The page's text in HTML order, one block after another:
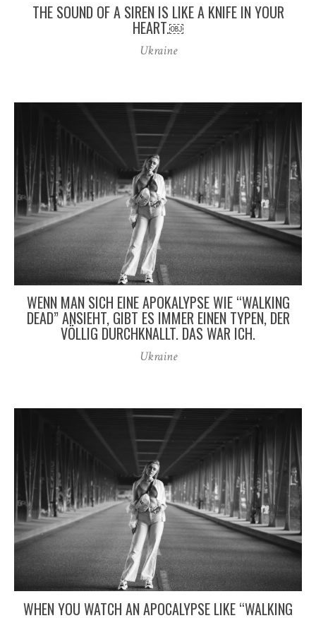
THE SOUND OF A SIREN IS LIKE A KNIFE IN YOUR
HEART.￼
Ukraine
WENN MAN SICH EINE APOKALYPSE WIE “WALKING
DEAD” ANSIEHT, GIBT ES IMMER EINEN TYPEN, DER
VÖLLIG DURCHKNALLT. DAS WAR ICH.
Ukraine
WHEN YOU WATCH AN APOCALYPSE LIKE “WALKING